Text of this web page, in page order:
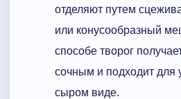
отделяют путем
или конусообразный
способе творог
сочным и подходит для
сыром виде.